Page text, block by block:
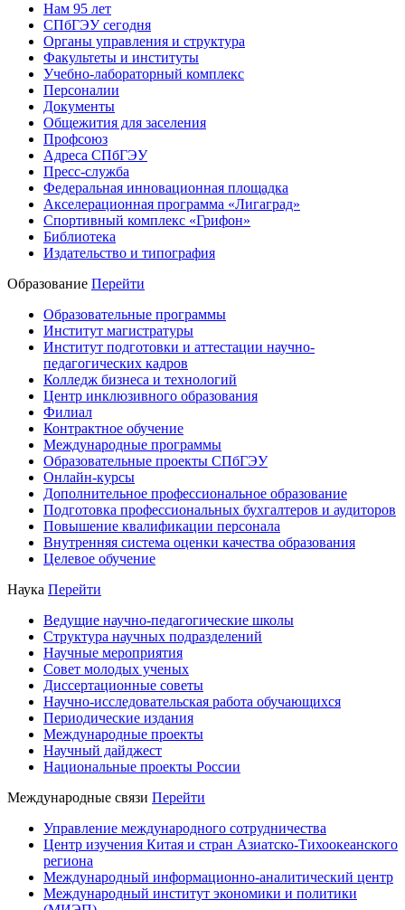
Нам 95 лет
СПбГЭУ сегодня
Органы управления и структура
Факультеты и институты
Учебно-лабораторный комплекс
Персоналии
Документы
Общежития для заселения
Профсоюз
Адреса СПбГЭУ
Пресс-служба
Федеральная инновационная площадка
Акселерационная программа «Лигаград»­­
Спортивный комплекс «Грифон»
Библиотека
Издательство и типография
Образование Перейти
Образовательные программы
Институт магистратуры
Институт подготовки и аттестации научно-
педагогических кадров
Колледж бизнеса и технологий
Центр инклюзивного образования
Филиал
Контрактное обучение
Международные программы
Образовательные проекты СПбГЭУ
Онлайн-курсы
Дополнительное профессиональное образование
Подготовка профессиональных бухгалтеров и аудиторов
Повышение квалификации персонала
Внутренняя система оценки качества образования
Целевое обучение
Наука Перейти
Ведущие научно-педагогические школы
Структура научных подразделений
Научные мероприятия
Совет молодых ученых
Диссертационные советы
Научно-исследовательская работа обучающихся
Периодические издания
Международные проекты
Научный дайджест
Национальные проекты России
Международные связи Перейти
Управление международного сотрудничества
Центр изучения Китая и стран Азиатско-Тихоокеанского
региона
Международный информационно-аналитический центр
Международный институт экономики и политики